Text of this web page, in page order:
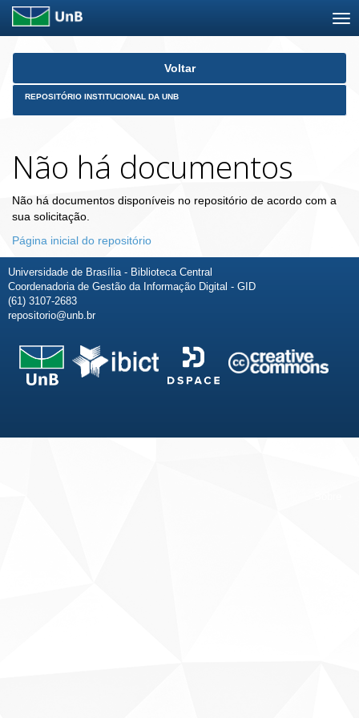
Skip
Voltar
REPOSITÓRIO INSTITUCIONAL DA UNB
Não há documentos
Não há documentos disponíveis no repositório de acordo com a
sua solicitação.
Página inicial do repositório
Universidade de Brasília - Biblioteca Central
Coordenadoria de Gestão da Informação Digital - GID
(61) 3107-2683
repositorio@unb.br